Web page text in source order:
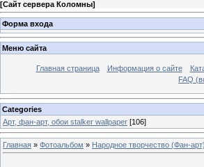
[Сайт сервера Коломны]
Форма входа
Меню сайта
Главная страница Информация о сайте
FAQ
Categories
Арт, фан-арт, обои stalker wallpaper [106]
Главная » Фотоальбом » Народное творчество (Фан-арт)